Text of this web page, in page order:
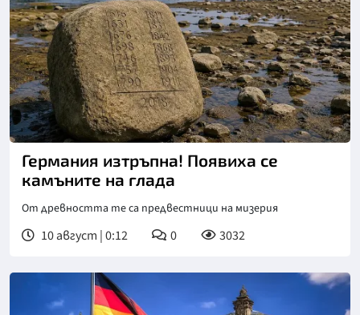
Германия изтръпна! Появиха се
камъните на глада
От древността те са предвестници на мизерия
10 август | 0:12 0 3032